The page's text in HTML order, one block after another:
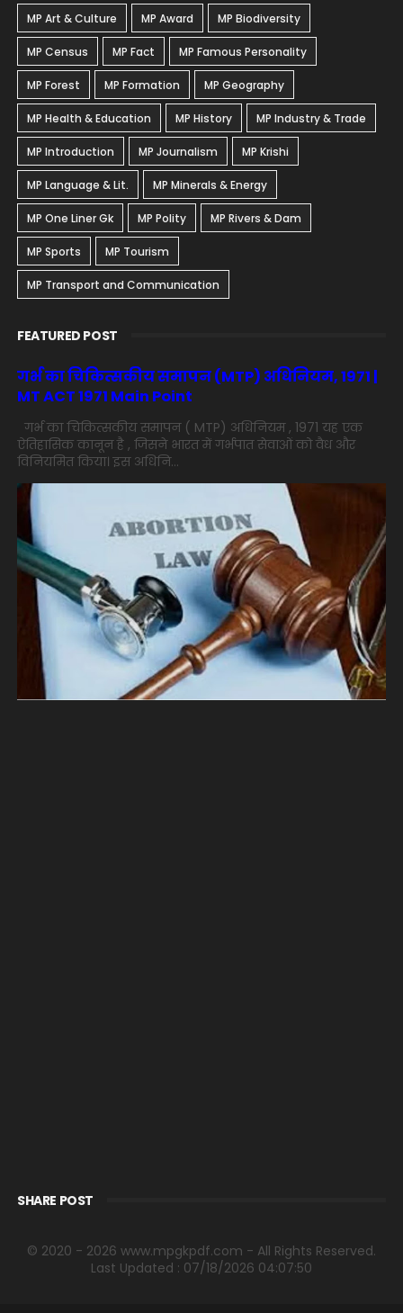
MP Art & Culture MP Award MP Biodiversity
MP Census MP Fact MP Famous Personality
MP Forest MP Formation MP Geography
MP Health & Education MP History MP Industry & Trade
MP Introduction MP Journalism MP Krishi
MP Language & Lit. MP Minerals & Energy
MP One Liner Gk MP Polity MP Rivers & Dam
MP Sports MP Tourism
MP Transport and Communication
FEATURED POST
गर्भ का चिकित्सकीय समापन (MTP) अधिनियम, 1971 |
MT ACT 1971 Main Point
गर्भ का चिकित्सकीय समापन ( MTP) अधिनियम , 1971 यह एक
ऐतिहासिक कानून है , जिसने भारत में गर्भपात सेवाओं को वैध और
विनियमित किया। इस अधिनि...
SHARE POST
© 2020 - 2026 www.mpgkpdf.com - All Rights Reserved.
Last Updated : 07/18/2026 04:07:50